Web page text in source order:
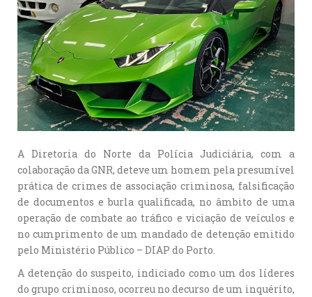
A Diretoria do Norte da Polícia Judiciária, com a
colaboração da GNR, deteve um homem pela presumível
prática de crimes de associação criminosa, falsificação
de documentos e burla qualificada, no âmbito de uma
operação de combate ao tráfico e viciação de veículos e
no cumprimento de um mandado de detenção emitido
pelo Ministério Público – DIAP do Porto.
A detenção do suspeito, indiciado como um dos líderes
do grupo criminoso, ocorreu no decurso de um inquérito,